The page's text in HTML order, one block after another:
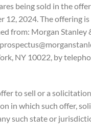
being sold in the
12, 2024. The
from: Morgan
NY 10022, by
to sell or a
in which such offer,
such state or